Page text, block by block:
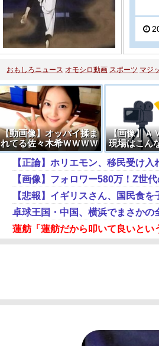
おもしろニュース オモシロ動画 スポーツ マジ
【動画像】オッパイ揉ま
れてる佐々木希ＷＷＷＷ
ＷＷＷＷＷ
【画像】Ａ
現場はこん
です。それ
ますか？」
【正論】ホリエモン、移民受け
【悲報】イギリスさん、国民食
卓球王国・中国、横浜でまさかの